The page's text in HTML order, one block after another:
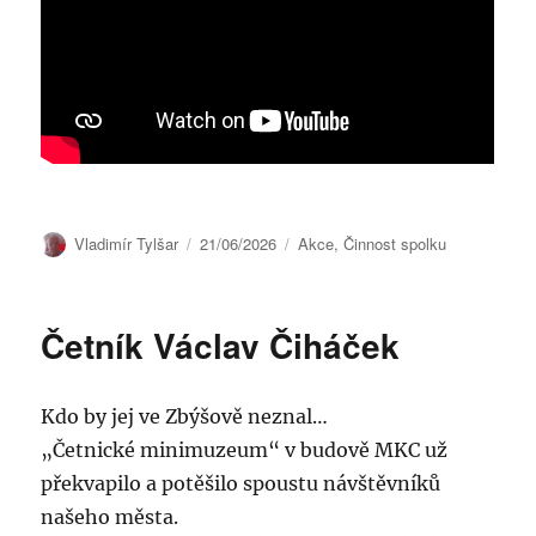
Autor:
Vladimír Tylšar Publikováno:
21/06/2026 Rubriky:
Akce,Činnost spolku
Četník Václav Čiháček
Kdo by jej ve Zbýšově neznal…
„Četnické minimuzeum“ v budově MKC už
překvapilo a potěšilo spoustu návštěvníků
našeho města.